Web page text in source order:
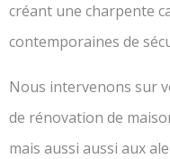
créant une charpente
contemporaines de
Nous intervenons sur
de rénovation de
mais aussi aussi aux